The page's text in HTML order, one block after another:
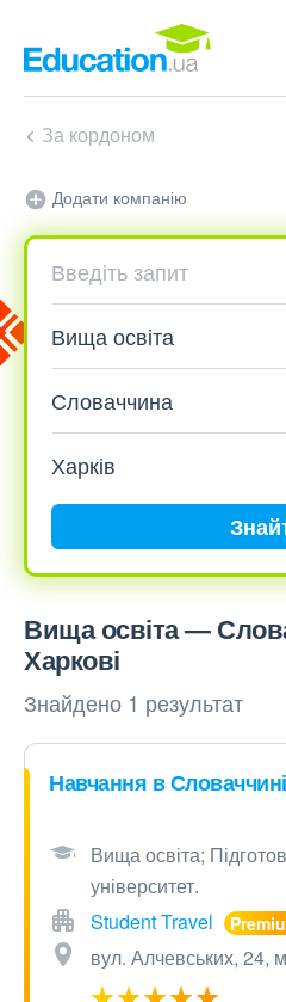
За кордоном
Додати компанію
Вища освіта —
Харкові
Знайдено 1 результат
Навчання в Словаччині
Вища освіта;
університет.
Student Travel
вул. Алчевських, 24,